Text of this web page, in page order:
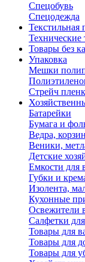
Спецобувь
Спецодежда
Текстильная
Технические
Товары без
Упаковка
Мешки
Стрейч
Батарейки
Бумага и
Ведра,
Веники,
Детские
Емкости для
Губки и
Изолента,
Кухонные
Освежители
Салфетки
Товары для
Товары для
Товары для